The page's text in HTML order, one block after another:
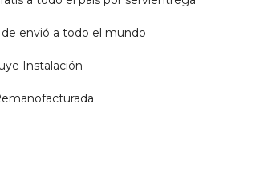
envió a todo el mundo
Instalación